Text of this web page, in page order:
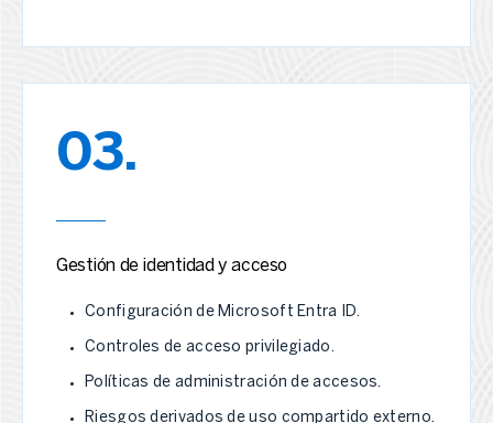
03.
Gestión de identidad y acceso
Configuración de Microsoft Entra ID.
Controles de acceso privilegiado.
Políticas de administración de accesos.
Riesgos derivados de uso compartido externo.